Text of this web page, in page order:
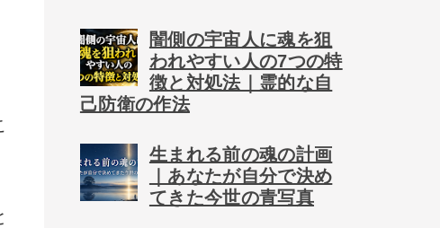
闇側の宇宙人に魂を狙
われやすい人の7つの特
徴と対処法｜霊的な自
己防衛の作法
生まれる前の魂の計画
｜あなたが自分で決め
てきた今世の青写真